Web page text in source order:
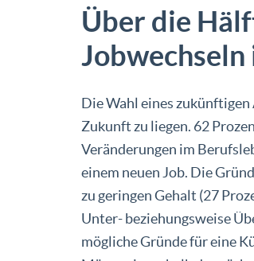
Über die
Die Wahl eines
Zukunft zu liegen. 62
Veränderungen im
einem neuen Job. Die
zu geringen Gehalt (27
Unter- beziehungsweise
mögliche Gründe für eine